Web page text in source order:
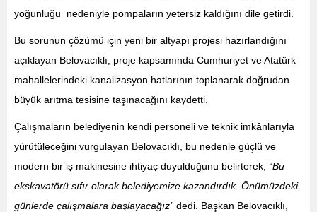
yoğunluğu nedeniyle pompaların yetersiz kaldığını dile getirdi.
Bu sorunun çözümü için yeni bir altyapı projesi hazırlandığını
açıklayan Belovacıklı, proje kapsamında Cumhuriyet ve Atatürk
mahallelerindeki kanalizasyon hatlarının toplanarak doğrudan
büyük arıtma tesisine taşınacağını kaydetti.
Çalışmaların belediyenin kendi personeli ve teknik imkânlarıyla
yürütüleceğini vurgulayan Belovacıklı, bu nedenle güçlü ve
modern bir iş makinesine ihtiyaç duyulduğunu belirterek, “Bu
ekskavatörü sıfır olarak belediyemize kazandırdık. Önümüzdeki
günlerde çalışmalara başlayacağız” dedi. Başkan Belovacıklı,